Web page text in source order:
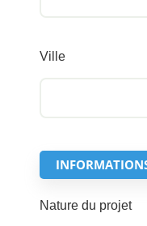
Ville
Nature du projet